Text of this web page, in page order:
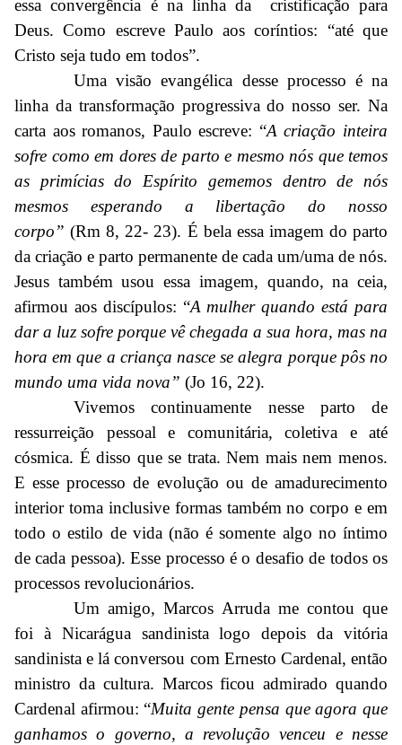
essa convergência é na linha da cristificação para
Deus. Como escreve Paulo aos coríntios: “até que
Cristo seja tudo em todos”.
Uma visão evangélica desse processo é na
linha da transformação progressiva do nosso ser. Na
carta aos romanos, Paulo escreve: “A criação inteira
sofre como em dores de parto e mesmo nós que temos
as primícias do Espírito gememos dentro de nós
mesmos esperando a libertação do nosso
corpo” (Rm 8, 22- 23). É bela essa imagem do parto
da criação e parto permanente de cada um/uma de nós.
Jesus também usou essa imagem, quando, na ceia,
afirmou aos discípulos: “A mulher quando está para
dar a luz sofre porque vê chegada a sua hora, mas na
hora em que a criança nasce se alegra porque pôs no
mundo uma vida nova” (Jo 16, 22).
Vivemos continuamente nesse parto de
ressurreição pessoal e comunitária, coletiva e até
cósmica. É disso que se trata. Nem mais nem menos.
E esse processo de evolução ou de amadurecimento
interior toma inclusive formas também no corpo e em
todo o estilo de vida (não é somente algo no íntimo
de cada pessoa). Esse processo é o desafio de todos os
processos revolucionários.
Um amigo, Marcos Arruda me contou que
foi à Nicarágua sandinista logo depois da vitória
sandinista e lá conversou com Ernesto Cardenal, então
ministro da cultura. Marcos ficou admirado quando
Cardenal afirmou: “Muita gente pensa que agora que
ganhamos o governo, a revolução venceu e nesse